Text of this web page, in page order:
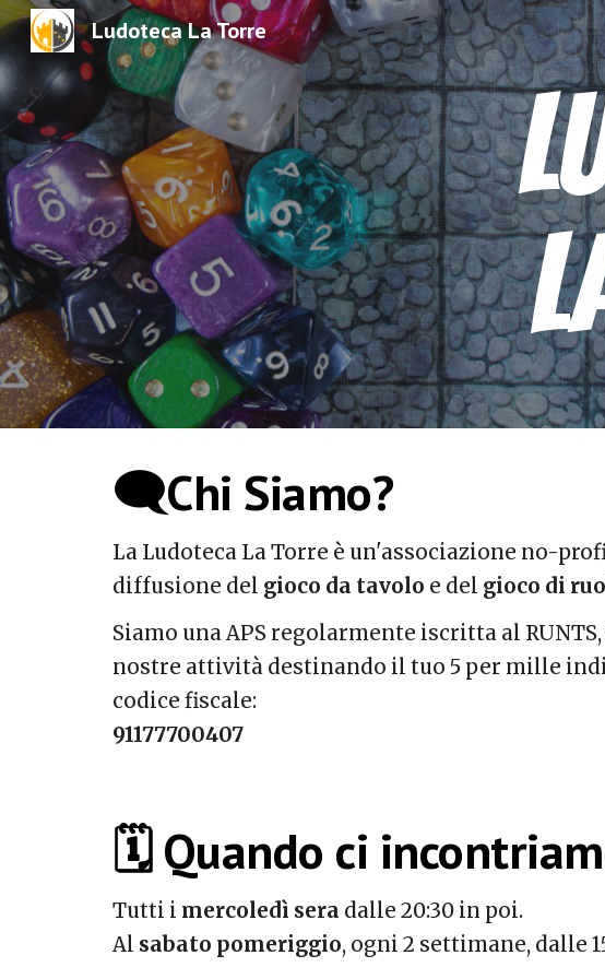
Skip to main
Ludoteca La Torre
🗨️Chi Siamo?
La Ludoteca La Torre è un'associazione no-
diffusione del gioco da tavolo e del gioco di
Siamo una APS regolarmente iscritta al
nostre attività destinando il tuo 5 per mille
codice fiscale:
91177700407
🗓️ Quando ci
Tutti i mercoledì sera dalle 20:30 in poi.
Al sabato pomeriggio, ogni 2 settimane, dalle